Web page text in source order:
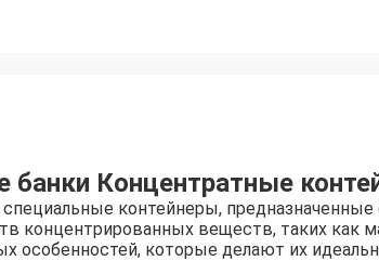
Концентратные
контейнеры, предназначенные
концентрированных веществ, таких как
особенностей, которые делают их